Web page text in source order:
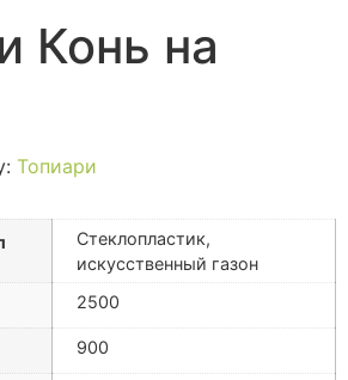
Конь на
Топиари
Стеклопластик,
искусственный газон
2500
900